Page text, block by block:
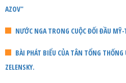
AZOV"
NƯỚC NGA TRONG CUỘC ĐỐI ĐẦU MỸ-
BÀI PHÁT BIỂU CỦA TÂN TỔNG
ZELENSKY.